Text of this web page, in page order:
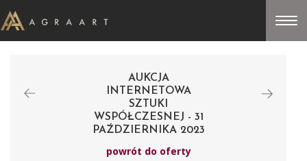
AUKCJA
INTERNETOWA
SZTUKI
WSPÓŁCZESNEJ - 31
PAŹDZIERNIKA 2023
powrót do oferty